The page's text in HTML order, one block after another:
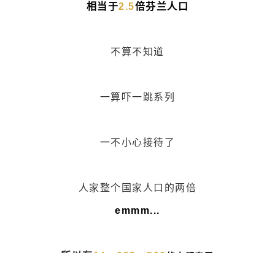
相当于2.5倍芬兰人口
不算不知道
一算吓一跳系列
一不小心接待了
人家整个国家人口的两倍
emmm...